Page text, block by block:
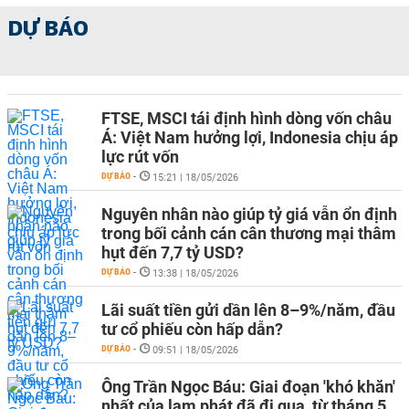
DỰ BÁO
FTSE, MSCI tái định hình dòng vốn châu
Á: Việt Nam hưởng lợi, Indonesia chịu áp
lực rút vốn
DỰ BÁO - 15:21 | 18/05/2026
Nguyên nhân nào giúp tỷ giá vẫn ổn định
trong bối cảnh cán cân thương mại thâm
hụt đến 7,7 tỷ USD?
DỰ BÁO - 13:38 | 18/05/2026
Lãi suất tiền gửi dần lên 8–9%/năm, đầu
tư cổ phiếu còn hấp dẫn?
DỰ BÁO - 09:51 | 18/05/2026
Ông Trần Ngọc Báu: Giai đoạn 'khó khăn'